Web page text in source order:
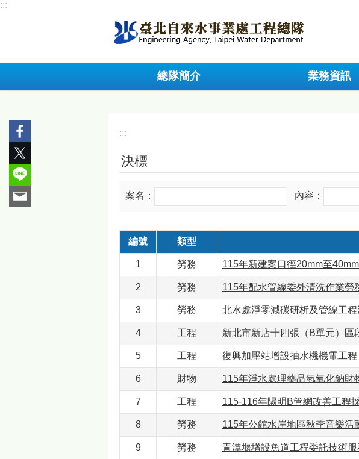
跳到主要內容區塊
:::
總隊簡介 業務資訊
:::
決標
案名： 內容：
編號 類型
1 勞務 115年新建案口徑20mm至
2 勞務 115年配水管線委外清洗作業勞
3 勞務 北水處淨零減碳研析及管線工
4 工程 新北市新店⼗四張（B單元）區
5 工程 復興加壓站增設抽水機機電工程
6 財物 115年淨水處理藥品氫氧化鈉財
7 工程 115-116年陽明B管網改善工程
8 勞務 115年公館水岸地區秋季音樂活
9 勞務 青潭堰增設魚道工程委託技術服